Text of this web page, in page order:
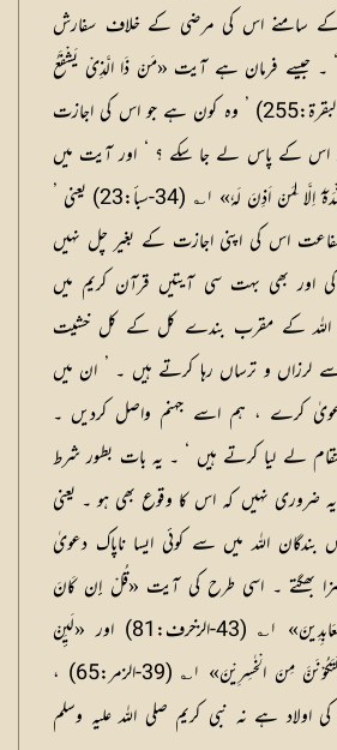
کے سامنے اس کی مرضی کے خلاف سفارش
جیسے فرمان ہے آیت «مَنْ ذَا الَّذِیْ یَشْفَعُ
عِنْدَہٗٓ اِلَّا بِاِذْنِہٖ» ۱؎ (2-البقرۃ:255) ’ وہ کون ہے جو اس کی اجازت
اس کے پاس لے جا سکے ؟ ‘ اور آیت میں
ہے «وَلَا تَنْفَعُ الشَّفَاعَۃُ عِنْدَہٗٓ اِلَّا لِمَنْ اَذِنَ لَہٗ» ۱؎ (34-سبأ:23) یعنی ’
اس کی اپنی اجازت کے بغیر چل نہیں
اور بھی بہت سی آیتیں قرآن کریم میں
اللہ کے مقرب بندے کل کے کل خشیت
و ترساں رہا کرتے ہیں ۔ ’ ان میں
کرے ، ہم اسے جہنم واصل کردیں ۔
لے لیا کرتے ہیں ‘ ۔ یہ بات بطور شرط
نہیں کہ اس کا وقوع بھی ہو ۔ یعنی
اللہ میں سے کوئی ایسا ناپاک دعویٰ
بھگتے ۔ اسی طرح کی آیت «قُلْ إِن کَانَ
لِلرَّحْمٰنِ وَلَدٌ فَأَنَا أَوَّلُ الْعَابِدِینَ» ۱؎ (43-الزخرف:81) اور «لَیِٕنْ
اَشْرَکْتَ لَیَحْبَطَنَّ عَمَلُکَ وَلَتَکُوْنَنَّ مِنَ الْخٰسِرِیْنَ» ۱؎ (39-الزمر:65) ،
ہے نہ نبی کریم صلی اللہ علیہ وسلم